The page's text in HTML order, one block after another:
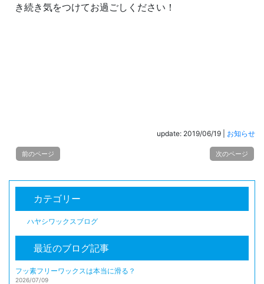
き続き気をつけてお過ごしください！
update: 2019/06/19 お知らせ
前のページ 次のページ
カテゴリー
ハヤシワックスブログ
最近のブログ記事
フッ素フリーワックスは本当に滑る？
2026/07/09